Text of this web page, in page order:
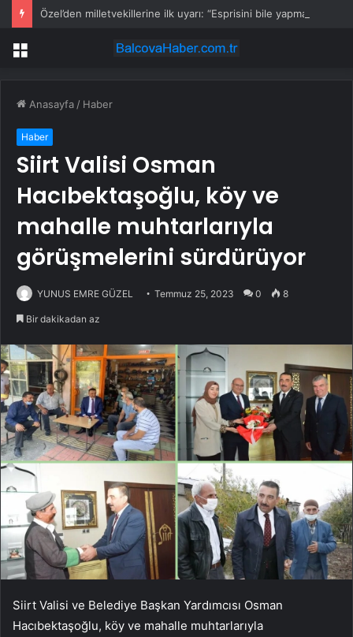
Menü
Anasayfa / Haber
Haber
Siirt Valisi Osman
Hacıbektaşoğlu, köy ve
mahalle muhtarlarıyla
görüşmelerini sürdürüyor
YUNUS EMRE GÜZEL Temmuz 25, 2023 0 8
Bir dakikadan az
Siirt Valisi ve Belediye Başkan Yardımcısı Osman
Hacıbektaşoğlu, köy ve mahalle muhtarlarıyla